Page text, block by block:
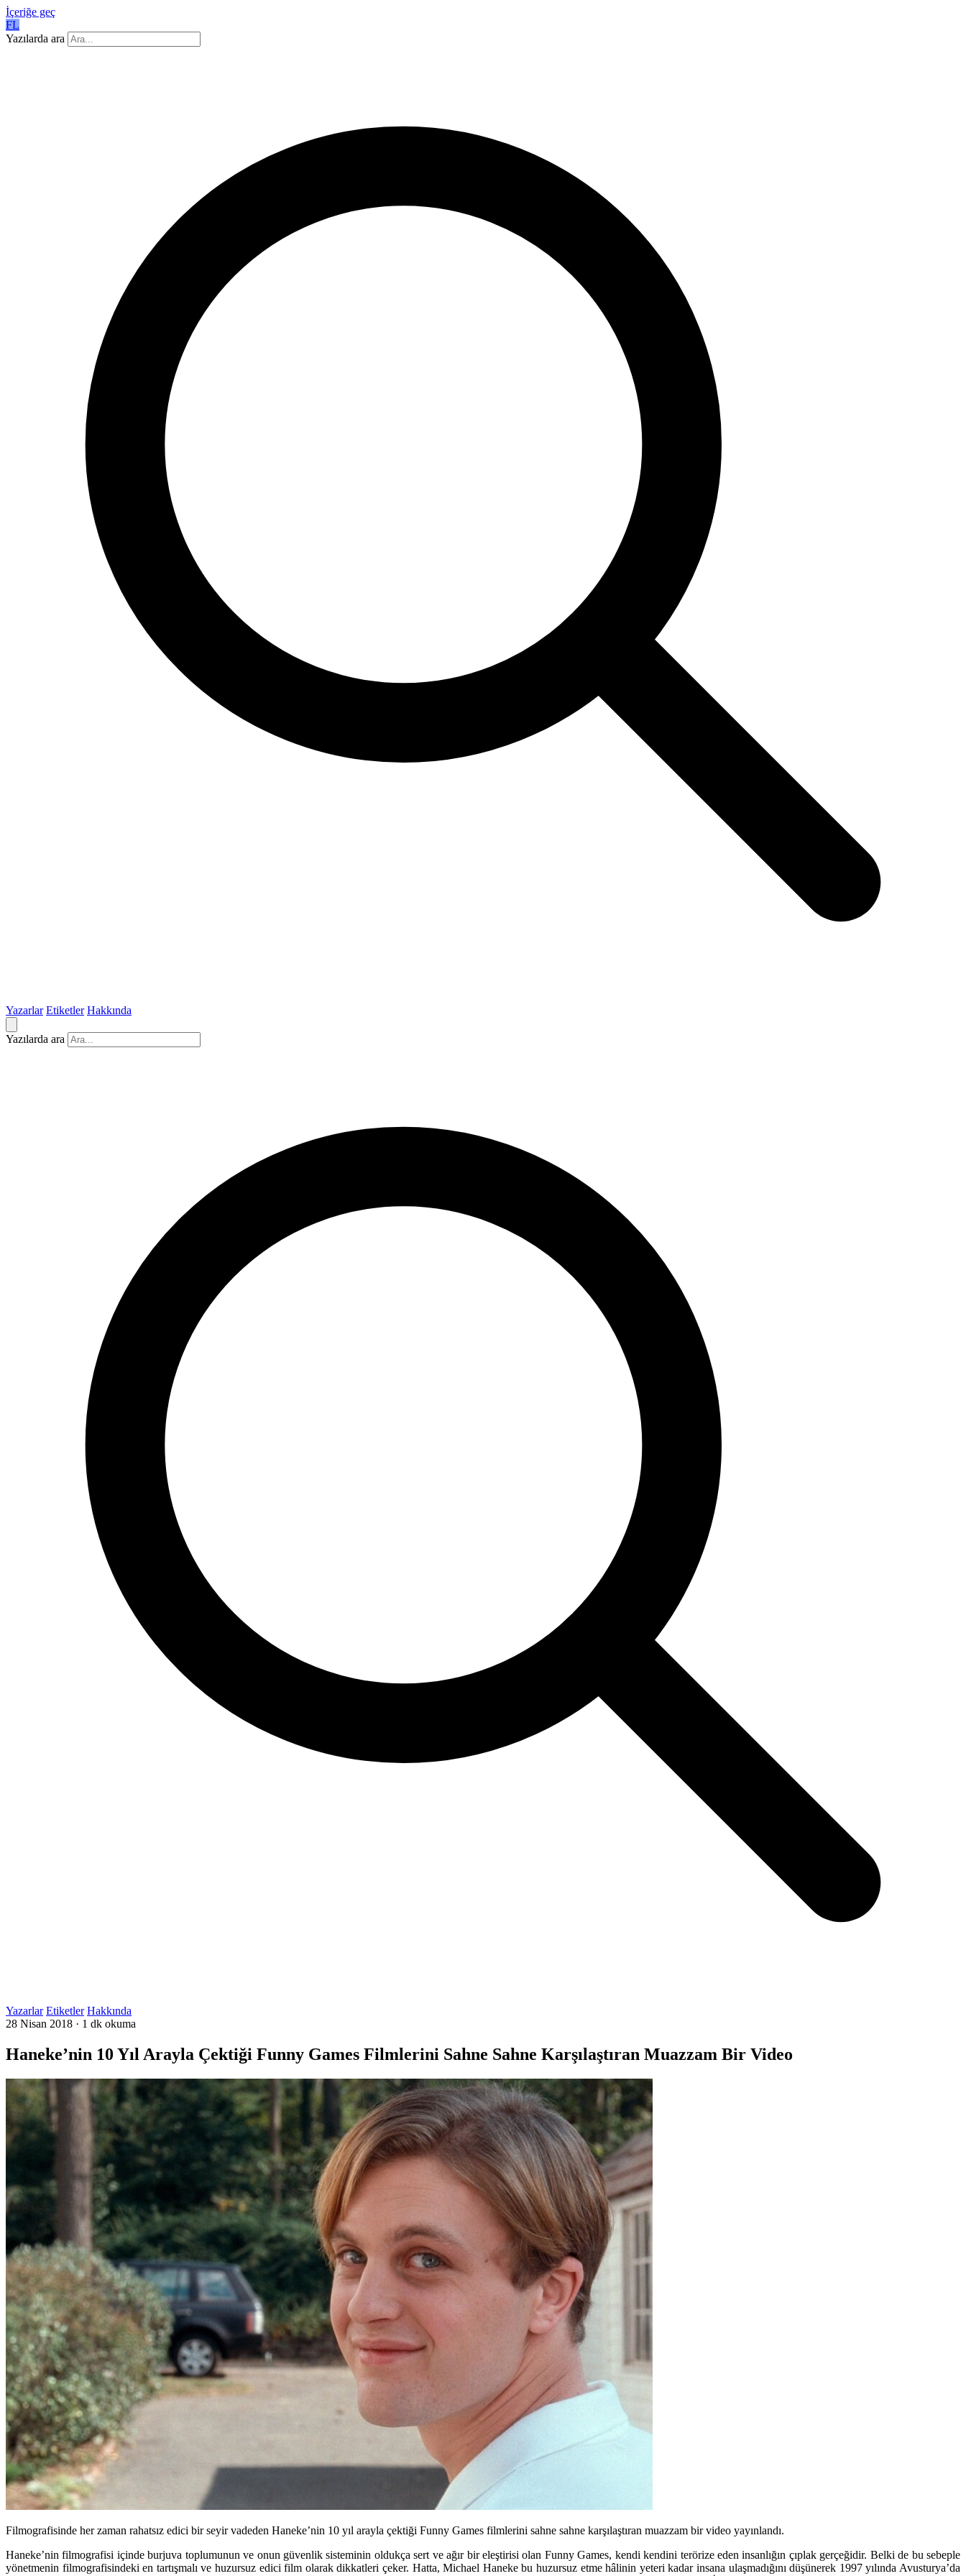
İçeriğe geç
FL
Yazılarda ara
Yazarlar Etiketler Hakkında
Yazılarda ara
Yazarlar Etiketler Hakkında
28 Nisan 2018 · 1 dk okuma
Haneke’nin 10 Yıl Arayla Çektiği Funny Games Filmlerini Sahne Sahne Karşılaştıran Muazzam Bir Video
Filmografisinde her zaman rahatsız edici bir seyir vadeden Haneke’nin 10 yıl arayla çektiği Funny Games filmlerini sahne sahne karşılaştıran muazzam bir video yayınlandı.
Haneke’nin filmografisi içinde burjuva toplumunun ve onun güvenlik sisteminin oldukça sert ve ağır bir eleştirisi olan Funny Games, kendi kendini terörize eden insanlığın çıplak gerçeğidir. Belki de bu sebeple
yönetmenin filmografisindeki en tartışmalı ve huzursuz edici film olarak dikkatleri çeker. Hatta, Michael Haneke bu huzursuz etme hâlinin yeteri kadar insana ulaşmadığını düşünerek 1997 yılında Avusturya’da